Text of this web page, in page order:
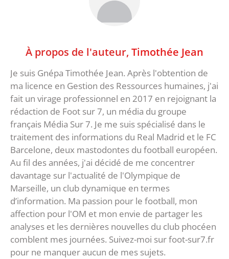
À propos de l'auteur, Timothée Jean
Je suis Gnépa Timothée Jean. Après l'obtention de
ma licence en Gestion des Ressources humaines, j'ai
fait un virage professionnel en 2017 en rejoignant la
rédaction de Foot sur 7, un média du groupe
français Média Sur 7. Je me suis spécialisé dans le
traitement des informations du Real Madrid et le FC
Barcelone, deux mastodontes du football européen.
Au fil des années, j'ai décidé de me concentrer
davantage sur l'actualité de l'Olympique de
Marseille, un club dynamique en termes
d’information. Ma passion pour le football, mon
affection pour l'OM et mon envie de partager les
analyses et les dernières nouvelles du club phocéen
comblent mes journées. Suivez-moi sur foot-sur7.fr
pour ne manquer aucun de mes sujets.